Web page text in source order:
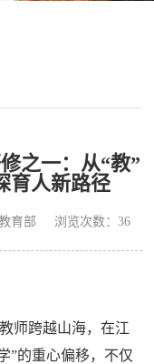
之一：从“教”
育人新路径
育部 浏览次数： 36
师跨越山海，在江
”的重心偏移，不仅